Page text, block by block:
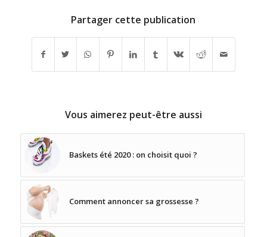
Partager cette publication
Vous aimerez peut-être aussi
Baskets été 2020 : on choisit quoi ?
Comment annoncer sa grossesse ?